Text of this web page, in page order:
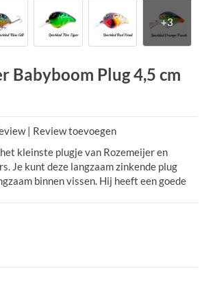
Babyboom Plug 4,5 cm
| Review toevoegen
kleinste plugje van Rozemeijer en
Je kunt deze langzaam zinkende plug
binnen vissen. Hij heeft een goede